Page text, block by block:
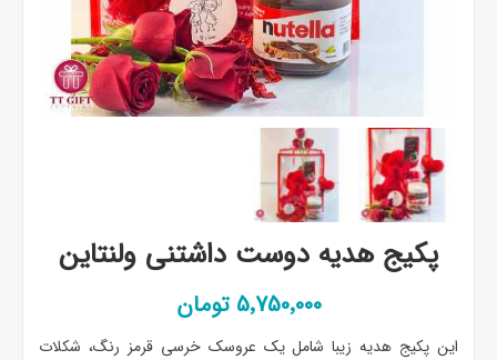
پکیج هدیه دوست داشتنی ولنتاین
5٬750٬000 تومان
این پکیج هدیه زیبا شامل یک عروسک خرسی قرمز رنگ، شکلات